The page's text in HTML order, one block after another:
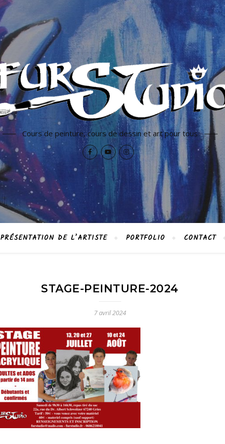
Cours de peinture, cours de dessin et art pour tous
PRÉSENTATION DE L’ARTISTE PORTFOLIO CONTACT
STAGE-PEINTURE-2024
7 avril 2024